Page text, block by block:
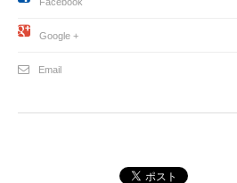
Google +
Email